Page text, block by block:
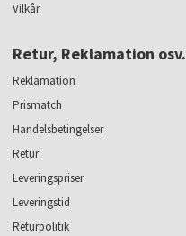
Vilkår
Retur, Reklamation osv.
Reklamation
Prismatch
Handelsbetingelser
Retur
Leveringspriser
Leveringstid
Returpolitik